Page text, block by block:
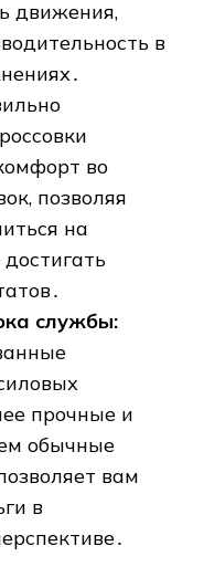
движения,
в
во
позволяя
на
службы:
прочные и
обычные
вам
в